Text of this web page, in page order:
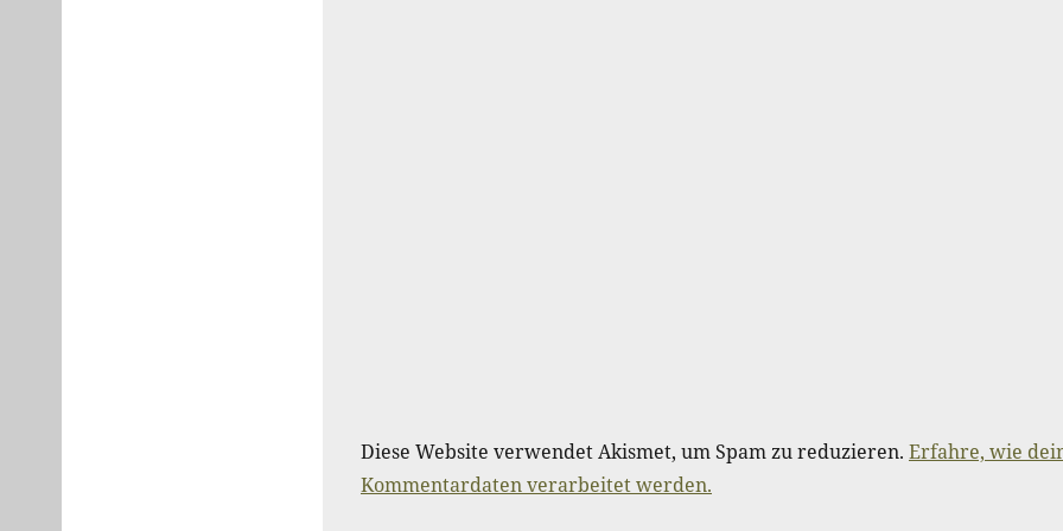
Diese Website verwendet Akismet, um Spam zu reduzieren. Erfahre, wie
Kommentardaten verarbeitet werden.